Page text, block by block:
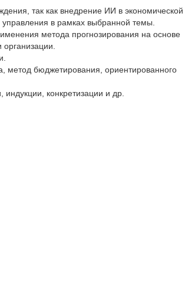
так как внедрение ИИ в экономической
в рамках выбранной темы.
метода прогнозирования на основе
метод бюджетирования, ориентированного
конкретизации и др.